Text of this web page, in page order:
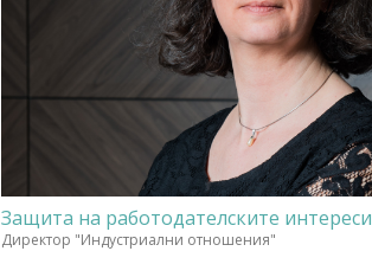
Защита на работодателските интереси
Директор "Индустриални отношения"